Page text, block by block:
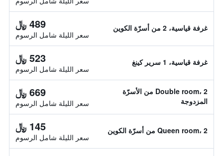
غرفة قياسية، 2 من أسرّة الكوين 489 ﷼
سعر الليلة شامل الرسوم
غرفة قياسية، 1 سرير كينغ 523 ﷼
سعر الليلة شامل الرسوم
Double room، 2 من الأسرّة
المزدوجة
669 ﷼
سعر الليلة شامل الرسوم
Queen room، 2 من أسرّة الكوين 145 ﷼
سعر الليلة شامل الرسوم